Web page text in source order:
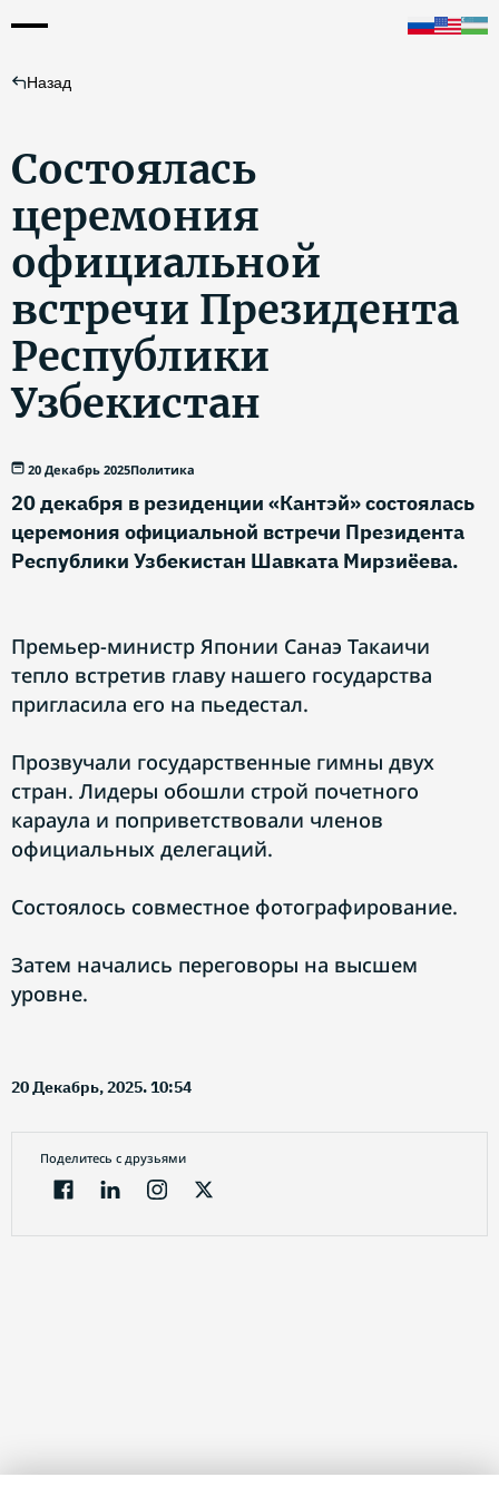
Назад
Состоялась
церемония
официальной
встречи Президента
Республики
Узбекистан
20 Декабрь 2025Политика
20 декабря в резиденции «Кантэй» состоялась
церемония официальной встречи Президента
Республики Узбекистан Шавката Мирзиёева.
Премьер-министр Японии Санаэ Такаичи
тепло встретив главу нашего государства
пригласила его на пьедестал.
Прозвучали государственные гимны двух
стран. Лидеры обошли строй почетного
караула и поприветствовали членов
официальных делегаций.
Состоялось совместное фотографирование.
Затем начались переговоры на высшем
уровне.
20 Декабрь, 2025. 10:54
Поделитесь с друзьями